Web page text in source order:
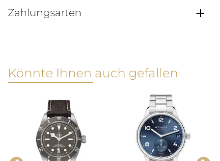
Zahlungsarten
Könnte Ihnen auch gefallen